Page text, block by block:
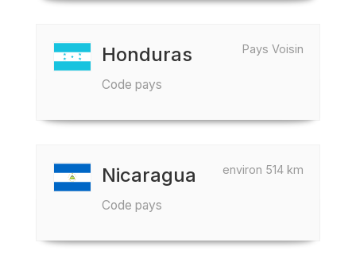
Pays Voisin
Honduras
Code pays
environ 514 km
Nicaragua
Code pays